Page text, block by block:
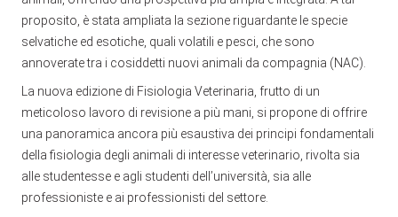
proposito, è stata ampliata la sezione riguardante le specie
selvatiche ed esotiche, quali volatili e pesci, che sono
annoverate tra i cosiddetti nuovi animali da compagnia (NAC).
La nuova edizione di Fisiologia Veterinaria, frutto di un
meticoloso lavoro di revisione a più mani, si propone di offrire
una panoramica ancora più esaustiva dei principi fondamentali
della fisiologia degli animali di interesse veterinario, rivolta sia
alle studentesse e agli studenti dell’università, sia alle
professioniste e ai professionisti del settore.